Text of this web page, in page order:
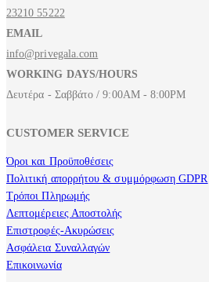
23210 55222
EMAIL
info@privegala.com
WORKING DAYS/HOURS
Δευτέρα - Σαββάτο / 9:00AM - 8:00PM
CUSTOMER SERVICE
Όροι και Προϋποθέσεις
Πολιτική απορρήτου & συμμόρφωση GDPR
Τρόποι Πληρωμής
Λεπτομέρειες Αποστολής
Επιστροφές-Ακυρώσεις
Ασφάλεια Συναλλαγών
Επικοινωνία